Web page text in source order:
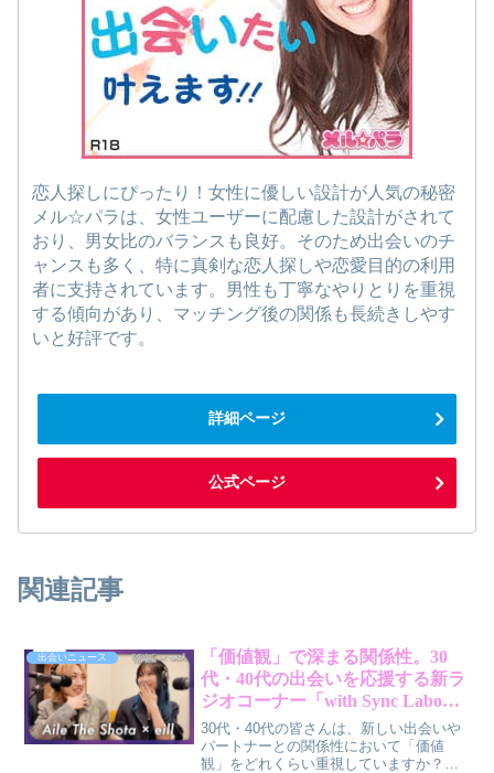
恋人探しにぴったり！女性に優しい設計が人気の秘密
メル☆パラは、女性ユーザーに配慮した設計がされて
おり、男女比のバランスも良好。そのため出会いのチ
ャンスも多く、特に真剣な恋人探しや恋愛目的の利用
者に支持されています。男性も丁寧なやりとりを重視
する傾向があり、マッチング後の関係も長続きしやす
いと好評です。
詳細ページ
公式ページ
関連記事
出会いニュース
「価値観」で深まる関係性。30
代・40代の出会いを応援する新ラ
ジオコーナー「with Sync Labo」
がスタート！
30代・40代の皆さんは、新しい出会いや
パートナーとの関係性において「価値
観」をどれくらい重視していますか？マ